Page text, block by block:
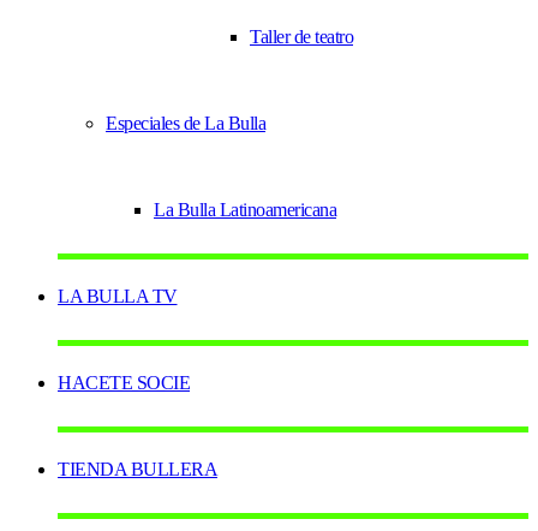
Taller de teatro
Especiales de La Bulla
La Bulla Latinoamericana
LA BULLA TV
HACETE SOCIE
TIENDA BULLERA